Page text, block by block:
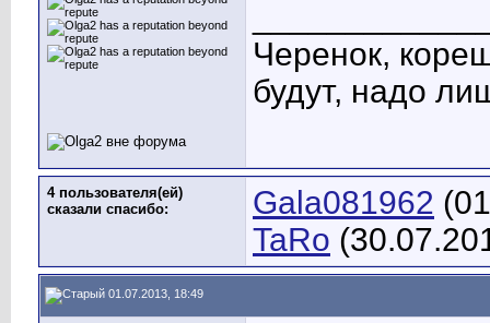
Черенок,
будут, надо
4 пользователя(ей)
сказали cпасибо:
Gala081962
TaRo
01.07.2013, 18:49